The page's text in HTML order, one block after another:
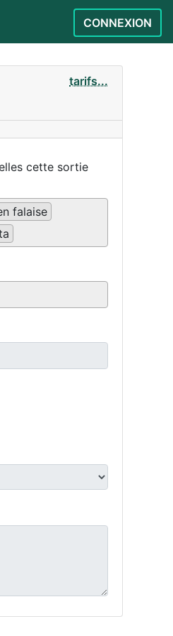
CONNEXION
tarifs...
cette sortie
falaise